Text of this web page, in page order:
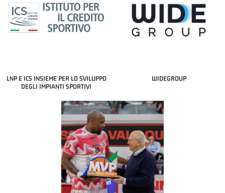
LNP E ICS INSIEME PER LO SVILUPPO
DEGLI IMPIANTI SPORTIVI
WIDEGROUP